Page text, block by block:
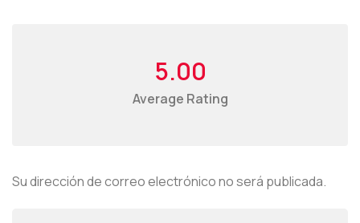
5.00
Average Rating
Su dirección de correo electrónico no será publicada.